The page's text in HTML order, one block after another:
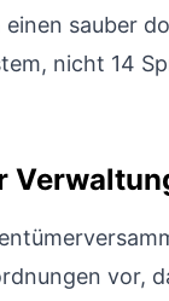
sauber
nicht 14
vor,